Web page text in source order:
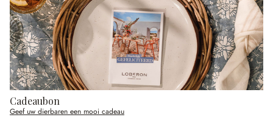
Cadeaubon
Geef uw dierbaren een mooi cadeau